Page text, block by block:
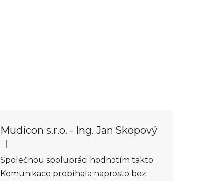
Mudicon s.r.o. - Ing. Jan Skopový
Hodnocení obchodu je 5 z 5 hvězdiček.
Společnou spolupráci hodnotím takto:
Komunikace probíhala naprosto bez